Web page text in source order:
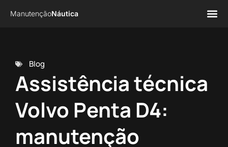
ManutençãoNáutica
Blog
Assistência técnica
Volvo Penta D4:
manutenção